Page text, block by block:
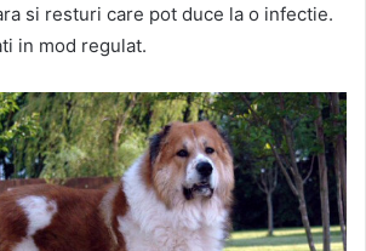
si resturi care pot duce la o infectie.
in mod regulat.